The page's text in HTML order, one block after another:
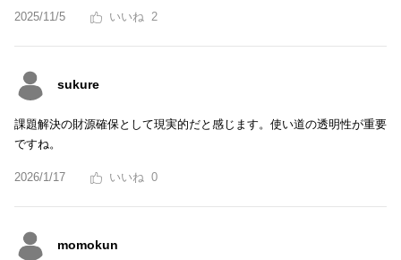
2025/11/5 2
sukure
課題解決の財源確保として現実的だと感じます。使い道の透明性が重要
ですね。
2026/1/17 0
momokun